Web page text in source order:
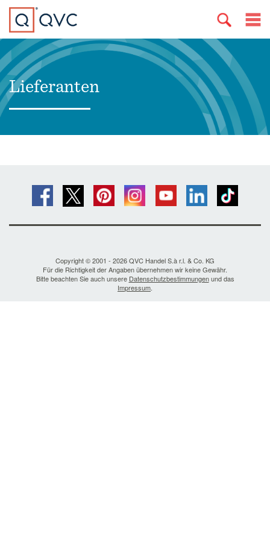
Lieferanten
Copyright © 2001 - 2026 QVC Handel S.à r.l. & Co. KG
Für die Richtigkeit der Angaben übernehmen wir keine Gewähr.
Bitte beachten Sie auch unsere Datenschutzbestimmungenund das
Impressum.